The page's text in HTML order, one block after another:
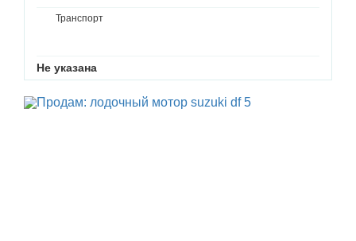
Транспорт
Не указана